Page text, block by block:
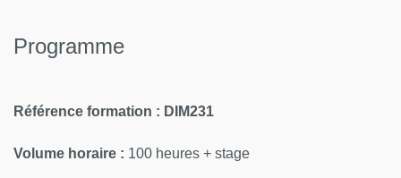
Programme
Référence formation : DIM231
Volume horaire : 100 heures + stage